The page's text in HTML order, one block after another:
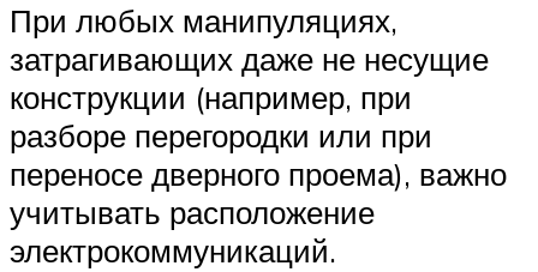
При любых манипуляциях,
затрагивающих даже не несущие
конструкции (например, при
разборе перегородки или при
переносе дверного проема), важно
учитывать расположение
электрокоммуникаций.